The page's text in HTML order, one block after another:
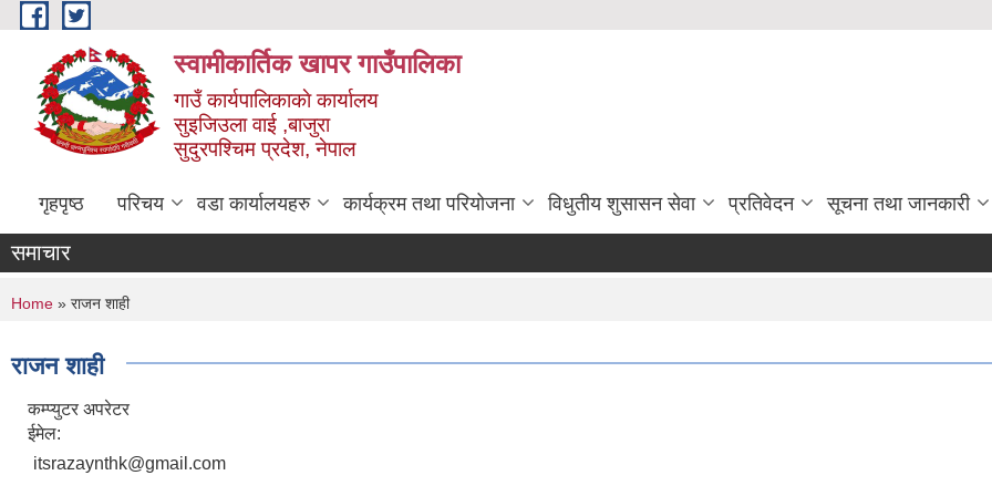
Skip to main content
स्वामीकार्तिक खापर गाउँपालिका
गाउँ कार्यपालिकाकाे कार्यालय
सुइजिउला वाई ,बाजुरा
सुदुरपश्चिम प्रदेश, नेपाल
गृहपृष्ठ परिचय वडा कार्यालयहरु कार्यक्रम तथा परियोजना विधुतीय शुसासन सेवा प्रतिवेदन सूचना तथा जानकारी
समाचार
You are here
Home » राजन शाही
राजन शाही
कम्प्युटर अपरेटर
ईमेल:
itsrazaynthk@gmail.com